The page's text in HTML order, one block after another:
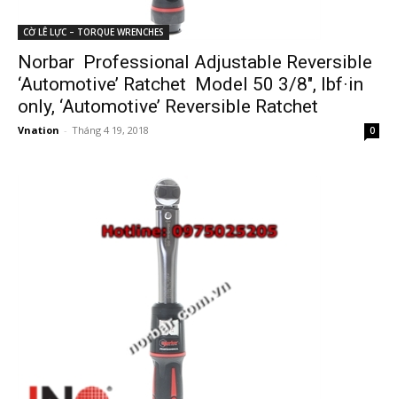
CỜ LÊ LỰC – TORQUE WRENCHES
Norbar Professional Adjustable Reversible
‘Automotive’ Ratchet Model 50 3/8″, lbf·in
only, ‘Automotive’ Reversible Ratchet
Vnation - Tháng 4 19, 2018 0